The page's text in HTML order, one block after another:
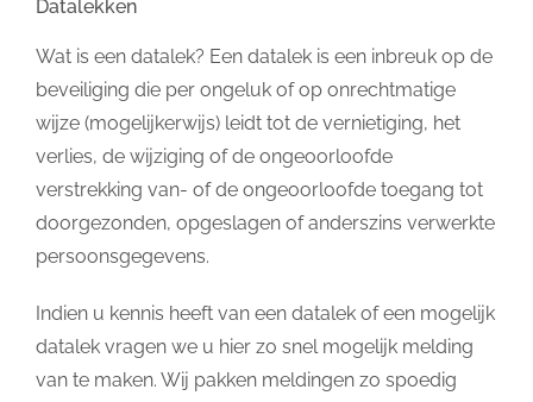
Datalekken
Wat is een datalek? Een datalek is een inbreuk op de
beveiliging die per ongeluk of op onrechtmatige
wijze (mogelijkerwijs) leidt tot de vernietiging, het
verlies, de wijziging of de ongeoorloofde
verstrekking van- of de ongeoorloofde toegang tot
doorgezonden, opgeslagen of anderszins verwerkte
persoonsgegevens.
Indien u kennis heeft van een datalek of een mogelijk
datalek vragen we u hier zo snel mogelijk melding
van te maken. Wij pakken meldingen zo spoedig